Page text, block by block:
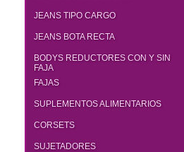
JEANS TIPO CARGO
JEANS BOTA RECTA
BODYS REDUCTORES CON Y SIN
FAJA
FAJAS
SUPLEMENTOS ALIMENTARIOS
CORSETS
SUJETADORES